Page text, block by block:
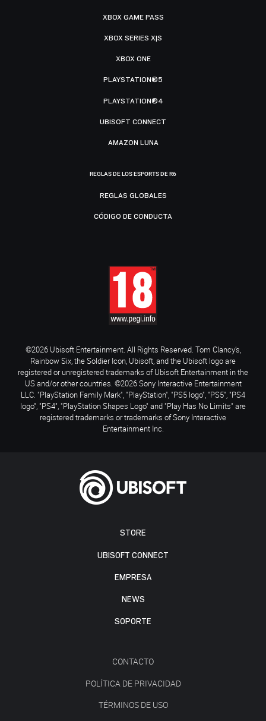
STORE
UBISOFT CONNECT
EMPRESA
NEWS
SOPORTE
CONTACTO
POLÍTICA DE PRIVACIDAD
TÉRMINOS DE USO
XBOX GAME PASS
XBOX SERIES X|S
XBOX ONE
PLAYSTATION®5
PLAYSTATION®4
UBISOFT CONNECT
AMAZON LUNA
REGLAS DE LOS ESPORTS DE R6
REGLAS GLOBALES
CÓDIGO DE CONDUCTA
©2026 Ubisoft Entertainment. All Rights Reserved. Tom Clancy’s,
Rainbow Six, the Soldier Icon, Ubisoft, and the Ubisoft logo are
registered or unregistered trademarks of Ubisoft Entertainment in the
US and/or other countries. ©2026 Sony Interactive Entertainment
LLC. "PlayStation Family Mark", "PlayStation", "PS5 logo", "PS5", "PS4
logo", "PS4", "PlayStation Shapes Logo" and "Play Has No Limits" are
registered trademarks or trademarks of Sony Interactive
Entertainment Inc.